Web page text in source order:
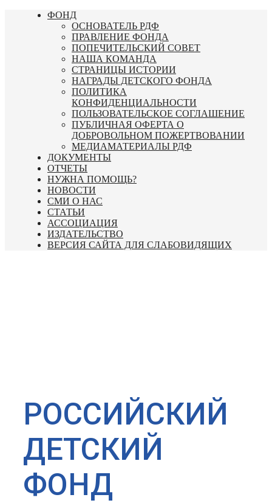
Перейти
ФОНД
ОСНОВАТЕЛЬ РДФ
ПРАВЛЕНИЕ ФОНДА
ПОПЕЧИТЕЛЬСКИЙ СОВЕТ
НАША КОМАНДА
СТРАНИЦЫ ИСТОРИИ
НАГРАДЫ ДЕТСКОГО ФОНДА
ПОЛИТИКА
КОНФИДЕНЦИАЛЬНОСТИ
ПОЛЬЗОВАТЕЛЬСКОЕ СОГЛАШЕНИЕ
ПУБЛИЧНАЯ ОФЕРТА О
ДОБРОВОЛЬНОМ ПОЖЕРТВОВАНИИ
МЕДИАМАТЕРИАЛЫ РДФ
ДОКУМЕНТЫ
ОТЧЕТЫ
НУЖНА ПОМОЩЬ?
НОВОСТИ
СМИ О НАС
СТАТЬИ
АССОЦИАЦИЯ
ИЗДАТЕЛЬСТВО
ВЕРСИЯ САЙТА ДЛЯ СЛАБОВИДЯЩИХ
РОССИЙСКИЙ
ДЕТСКИЙ
ФОНД